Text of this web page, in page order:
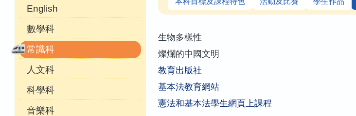
生物多樣性
燦爛的中國文明
教育出版社
基本法教育網站
憲法和基本法學生網頁上課程
English
數學科
常識科
人文科
科學科
音樂科